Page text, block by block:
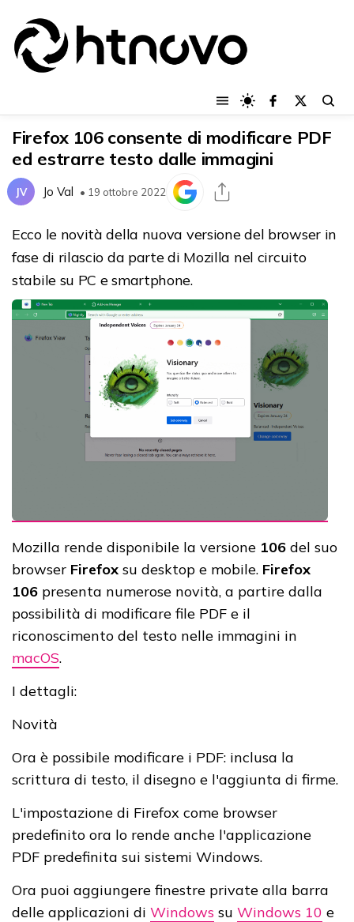
Firefox 106 consente di modificare PDF
ed estrarre testo dalle immagini
JV Jo Val • 19 ottobre 2022
Ecco le novità della nuova versione del browser in
fase di rilascio da parte di Mozilla nel circuito
stabile su PC e smartphone.
Mozilla rende disponibile la versione 106 del suo
browser Firefox su desktop e mobile. Firefox
106 presenta numerose novità, a partire dalla
possibilità di modificare file PDF e il
riconoscimento del testo nelle immagini in
macOS.
I dettagli:
Novità
Ora è possibile modificare i PDF: inclusa la
scrittura di testo, il disegno e l'aggiunta di firme.
L'impostazione di Firefox come browser
predefinito ora lo rende anche l'applicazione
PDF predefinita sui sistemi Windows.
Ora puoi aggiungere finestre private alla barra
delle applicazioni di Windows su Windows 10 e